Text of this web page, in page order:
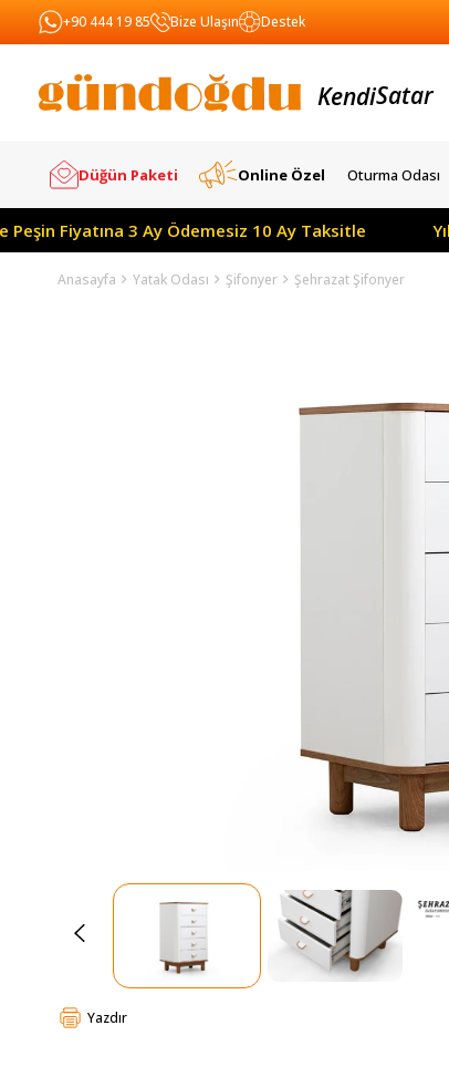
+90 444 19 85 Bize Ulaşın Destek
KendiYapar
Düğün Paketi Online Özel Oturma Odası
Peşin Fiyatına 3 Ay Ödemesiz 10 Ay Taksitle
Anasayfa Yatak Odası Şifonyer Şehrazat Şifonyer
Yazdır